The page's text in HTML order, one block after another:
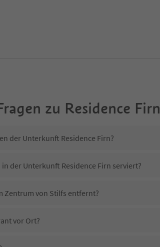
zu Residence Firn
der Unterkunft Residence Firn?
der Unterkunft Residence Firn serviert?
Zentrum von Stilfs entfernt?
vor Ort?